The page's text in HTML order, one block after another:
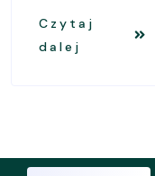
Czytaj
dalej